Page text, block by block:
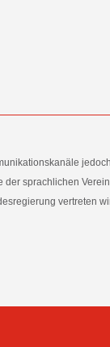
sprachlichen
vertreten